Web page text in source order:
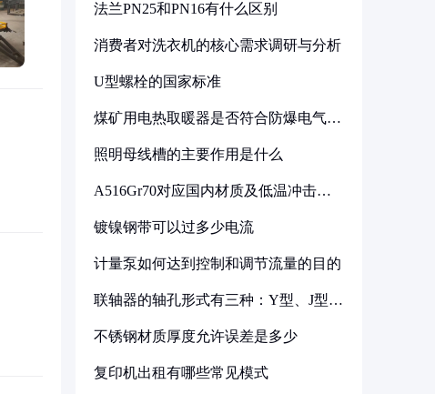
法兰PN25和PN16有什么区别
消费者对洗衣机的核心需求调研与分析
U型螺栓的国家标准
煤矿用电热取暖器是否符合防爆电气设
照明母线槽的主要作用是什么
A516Gr70对应国内材质及低温冲击要
镀镍钢带可以过多少电流
计量泵如何达到控制和调节流量的目的
联轴器的轴孔形式有三种：Y型、J型、
不锈钢材质厚度允许误差是多少
复印机出租有哪些常见模式